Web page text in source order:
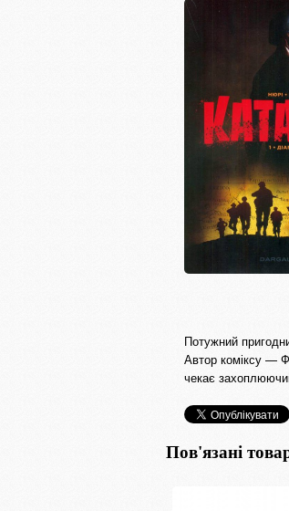
Потужний
Автор коміксу —
чекає
Пов'язані